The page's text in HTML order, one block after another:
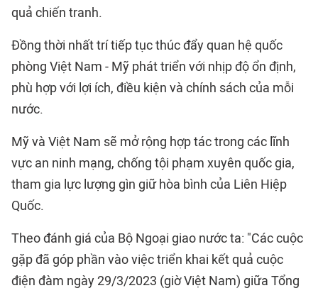
quả chiến tranh.
Đồng thời nhất trí tiếp tục thúc đẩy quan hệ quốc
phòng Việt Nam - Mỹ phát triển với nhịp độ ổn định,
phù hợp với lợi ích, điều kiện và chính sách của mỗi
nước.
Mỹ và Việt Nam sẽ mở rộng hợp tác trong các lĩnh
vực an ninh mạng, chống tội phạm xuyên quốc gia,
tham gia lực lượng gìn giữ hòa bình của Liên Hiệp
Quốc.
Theo đánh giá của Bộ Ngoại giao nước ta: "Các cuộc
gặp đã góp phần vào việc triển khai kết quả cuộc
điện đàm ngày 29/3/2023 (giờ Việt Nam) giữa Tổng